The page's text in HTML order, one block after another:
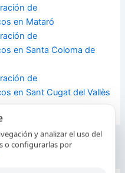
de
en Mataró
de
en Santa Coloma de
de
en Sant Cugat del Vallès
SIGUIENTE
y analizar el uso del
o configurarlas por